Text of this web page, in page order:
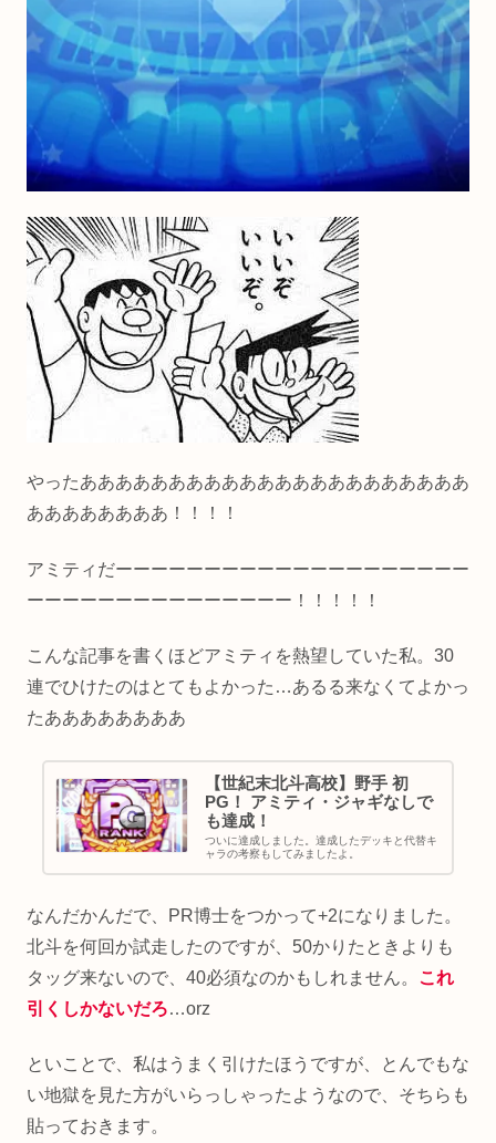
やったああああああああああああああああああああああ
ああああああああ！！！！
アミティだーーーーーーーーーーーーーーーーーーーー
ーーーーーーーーーーーーーーー！！！！！
こんな記事を書くほどアミティを熱望していた私。30
連でひけたのはとてもよかった…あるる来なくてよかっ
たああああああああ
【世紀末北斗高校】野手 初
PG！ アミティ・ジャギなしで
も達成！
ついに達成しました。達成したデッキと代替キ
ャラの考察もしてみましたよ。
なんだかんだで、PR博士をつかって+2になりました。
北斗を何回か試走したのですが、50かりたときよりも
タッグ来ないので、40必須なのかもしれません。 これ
引くしかないだろ…orz
といことで、私はうまく引けたほうですが、とんでもな
い地獄を見た方がいらっしゃったようなので、そちらも
貼っておきます。